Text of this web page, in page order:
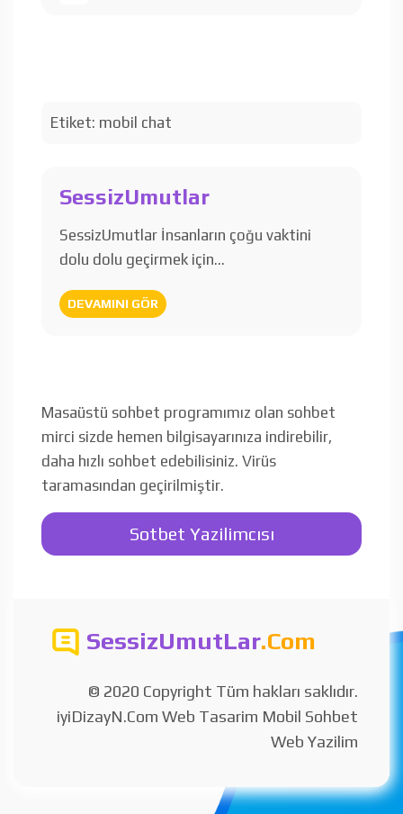
Etiket: mobil chat
SessizUmutlar
SessizUmutlar İnsanların çoğu vaktini
dolu dolu geçirmek için…
DEVAMINI GÖR
Masaüstü sohbet programımız olan sohbet
mirci sizde hemen bilgisayarınıza indirebilir,
daha hızlı sohbet edebilisiniz. Virüs
taramasından geçirilmiştir.
Sotbet Yazilimcısı
SessizUmutLar.Com
© 2020 Copyright Tüm hakları saklıdır.
iyiDizayN.Com Web Tasarim Mobil Sohbet
Web Yazilim